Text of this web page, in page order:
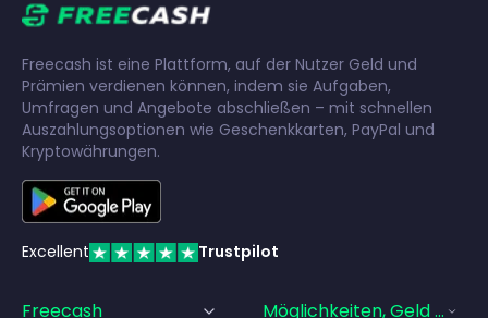
Freecash ist eine Plattform, auf der Nutzer Geld und
Prämien verdienen können, indem sie Aufgaben,
Umfragen und Angebote abschließen – mit schnellen
Auszahlungsoptionen wie Geschenkkarten, PayPal und
Kryptowährungen.
Excellent Trustpilot
Freecash Möglichkeiten, Geld Zu